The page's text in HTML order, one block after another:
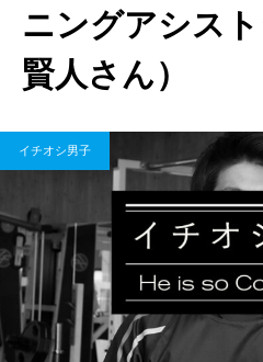
ニングアシス
賢人さん）
イチオシ男子